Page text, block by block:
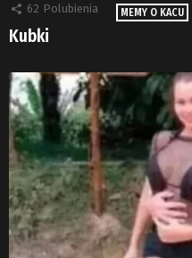
62 Polubienia MEMY O KACU
Kubki